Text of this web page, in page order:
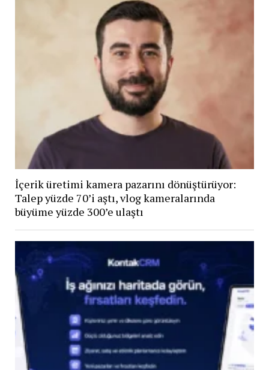
İçerik üretimi kamera pazarını dönüştürüyor:
Talep yüzde 70’i aştı, vlog kameralarında
büyüme yüzde 300’e ulaştı